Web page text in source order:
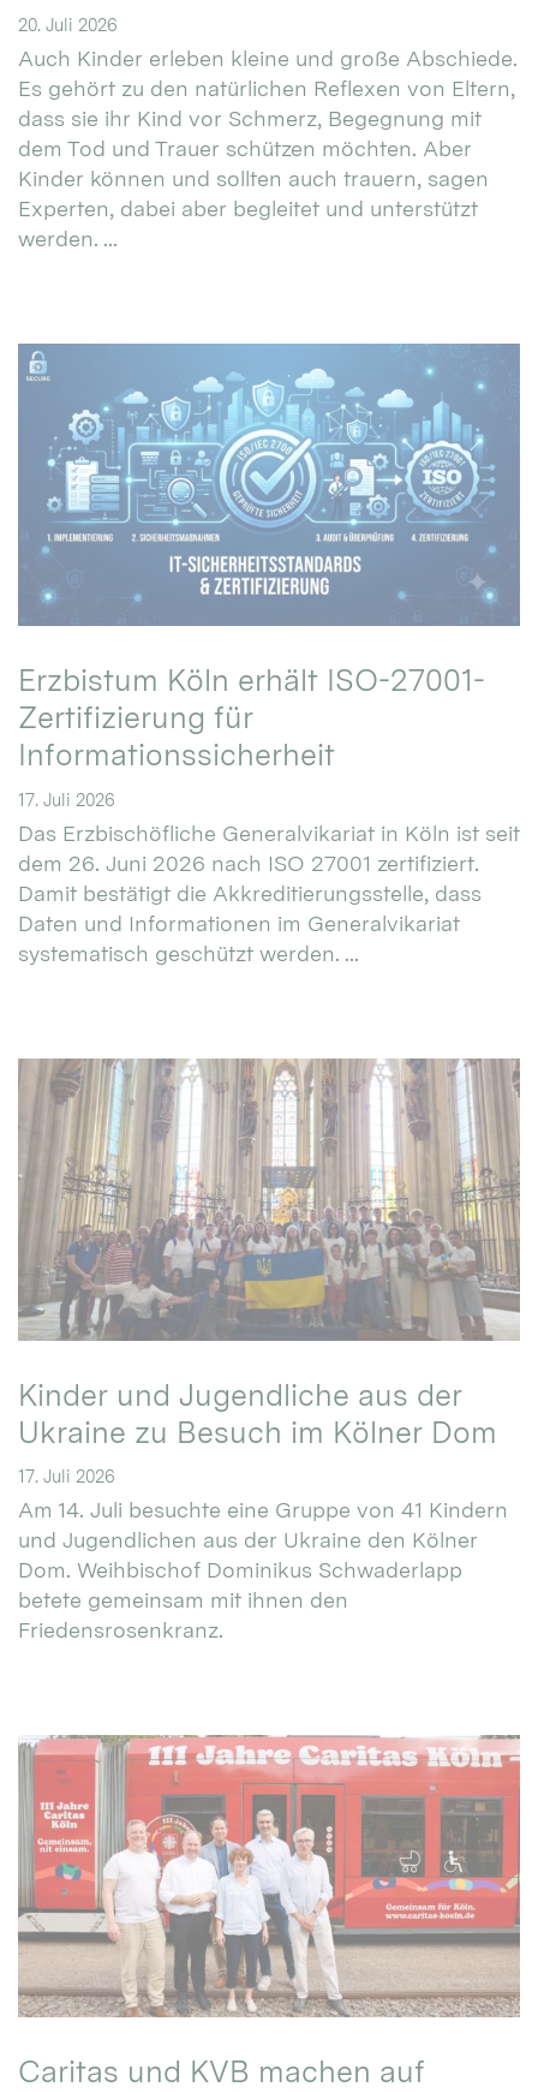
20. Juli 2026
Auch Kinder erleben kleine und große Abschiede.
Es gehört zu den natürlichen Reflexen von Eltern,
dass sie ihr Kind vor Schmerz, Begegnung mit
dem Tod und Trauer schützen möchten. Aber
Kinder können und sollten auch trauern, sagen
Experten, dabei aber begleitet und unterstützt
werden. ...
Erzbistum Köln erhält ISO-27001-
Zertifizierung für
Informationssicherheit
17. Juli 2026
Das Erzbischöfliche Generalvikariat in Köln ist seit
dem 26. Juni 2026 nach ISO 27001 zertifiziert.
Damit bestätigt die Akkreditierungsstelle, dass
Daten und Informationen im Generalvikariat
systematisch geschützt werden. ...
Kinder und Jugendliche aus der
Ukraine zu Besuch im Kölner Dom
17. Juli 2026
Am 14. Juli besuchte eine Gruppe von 41 Kindern
und Jugendlichen aus der Ukraine den Kölner
Dom. Weihbischof Dominikus Schwaderlapp
betete gemeinsam mit ihnen den
Friedensrosenkranz.
Caritas und KVB machen auf